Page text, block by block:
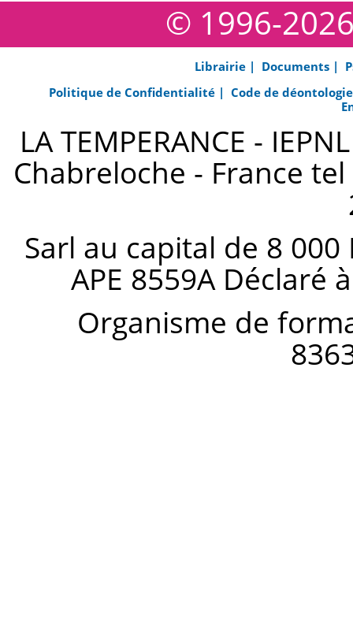
© 1996-2026
Librairie | Documents |
Politique de Confidentialité | Code de
LA TEMPERANCE -
Chabreloche - France
Sarl au capital de 8 000
APE 8559A Déclaré
Organisme de